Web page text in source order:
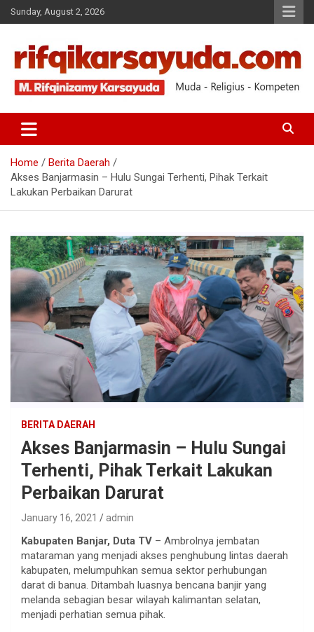
Sunday, August 2, 2026
RIFQI KARSAYUDA
Home
Berita Daerah
Akses Banjarmasin – Hulu Sungai Terhenti, Pihak Terkait
Lakukan Perbaikan Darurat
BERITA DAERAH
Akses Banjarmasin – Hulu Sungai
Terhenti, Pihak Terkait Lakukan
Perbaikan Darurat
January 16, 2021 admin
Kabupaten Banjar, Duta TV – Ambrolnya jembatan
mataraman yang menjadi akses penghubung lintas daerah
kabupaten, melumpuhkan semua sektor perhubungan
darat di banua. Ditambah luasnya bencana banjir yang
melanda sebagian besar wilayah kalimantan selatan,
menjadi perhatian semua pihak.